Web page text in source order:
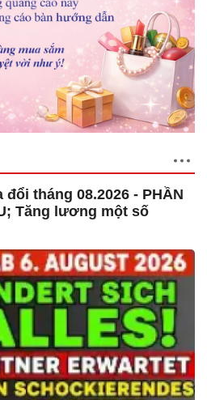
tháng 08.2026 - PHẦN
Tăng lương một số